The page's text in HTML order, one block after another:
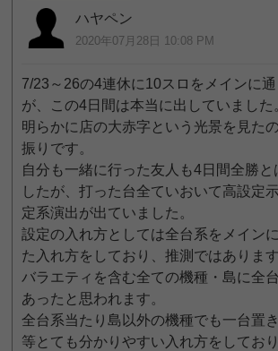
ハヤペン
2020年07月28日 10:08 PM
7/23～26の4連休に10スロをメインに
が、この4日間は本当に出していました
明らかに店の大赤字という光景を見た
振りです。
自分も一緒に行った友人も4日間全勝
したが、打った台全ていおいて高設定
定系演出が出ていました。
設定の入れ方としては全台系をメイン
た入れ方をしており、推測ではありま
バラエティを含む全ての機種・島に全
あったと思われます。
全台系当たり島以外の機種でも一台置
等とても分かりやすい入れ方をしてお